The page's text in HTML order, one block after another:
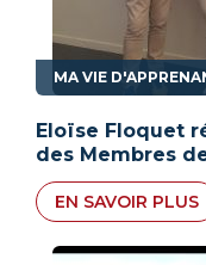
MA VIE
Eloïse Floquet
des Membres
EN SAVOIR PLUS